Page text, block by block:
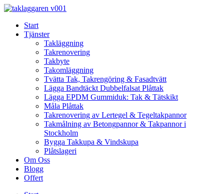
Skip
contentStart
Tjänster
Takläggning
Takrenovering
Takbyte
Takomläggning
Tvätta Tak, Takrengöring & Fasadtvätt
Lägga Bandtäckt Dubbelfalsat Plåttak
Lägga EPDM Gummiduk: Tak & Tätskikt
Måla Plåttak
Takrenovering av Lertegel & Tegeltakpannor
Takmålning av Betongpannor & Takpannor i
Stockholm
Bygga Takkupa & Vindskupa
Plåtslageri
Om Oss
Blogg
Offert